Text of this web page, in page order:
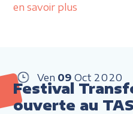
en savoir plus
Ven 09 Oct 2020
Festival
ouverte au